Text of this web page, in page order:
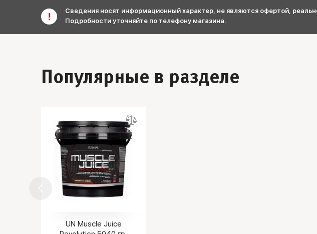
Сведения носят информационный характер, не являются офертой,
Подробности уточняйте по телефону магазина.
Популярные в разделе
UN Muscle Juice